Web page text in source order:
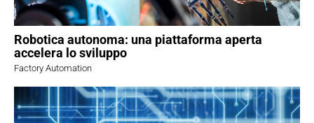
Robotica autonoma: una piattaforma aperta
accelera lo sviluppo
Factory Automation